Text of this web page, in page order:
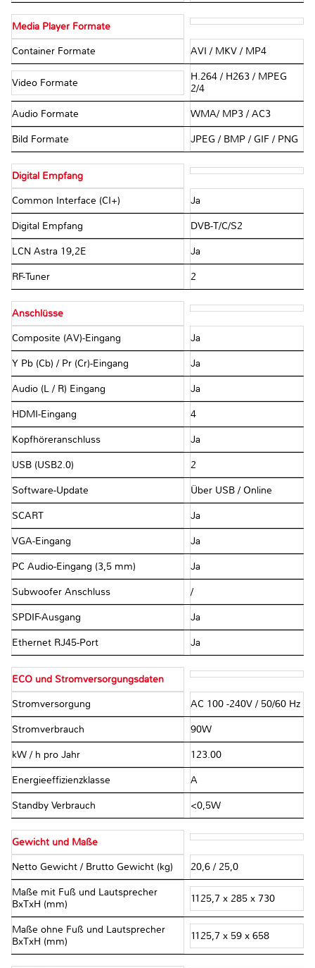
Media Player Formate
Container Formate AVI / MKV / MP4
Video Formate
H.264 / H263 / MPEG
2/4
Audio Formate WMA/ MP3 / AC3
Bild Formate JPEG / BMP / GIF / PNG
Digital Empfang
Common Interface (CI+) Ja
Digital Empfang DVB-T/C/S2
LCN Astra 19,2E Ja
RF-Tuner 2
Anschlüsse
Composite (AV)-Eingang Ja
Y Pb (Cb) / Pr (Cr)-Eingang Ja
Audio (L / R) Eingang Ja
HDMI-Eingang 4
Kopfhöreranschluss Ja
USB (USB2.0) 2
Software-Update Über USB / Online
SCART Ja
VGA-Eingang Ja
PC Audio-Eingang (3,5 mm) Ja
Subwoofer Anschluss /
SPDIF-Ausgang Ja
Ethernet RJ45-Port Ja
ECO und Stromversorgungsdaten
Stromversorgung AC 100 -240V / 50/60 Hz
Stromverbrauch 90W
kW / h pro Jahr 123.00
Energieeffizienzklasse A
Standby Verbrauch <0,5W
Gewicht und Maße
Netto Gewicht / Brutto Gewicht (kg) 20,6 / 25,0
Maße mit Fuß und Lautsprecher
BxTxH (mm)
1125,7 x 285 x 730
Maße ohne Fuß und Lautsprecher
BxTxH (mm)
1125,7 x 59 x 658